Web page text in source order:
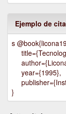
Ejemplo de
s
year={1995},
}